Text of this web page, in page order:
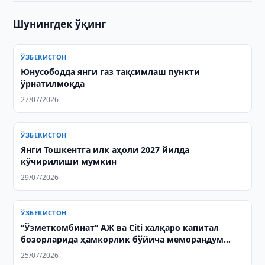
Шунингдек ўқинг
ЎЗБЕКИСТОН
Юнусободда янги газ тақсимлаш пункти
ўрнатилмоқда
27/07/2026
ЎЗБЕКИСТОН
Янги Тошкентга илк аҳоли 2027 йилда
кўчирилиши мумкин
29/07/2026
ЎЗБЕКИСТОН
“Ўзметкомбинат” АЖ ва Citi халқаро капитал
бозорларида ҳамкорлик бўйича меморандум
имзолади
25/07/2026